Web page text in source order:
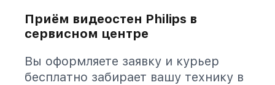
Приём видеостен Philips в
сервисном центре
Вы оформляете заявку и курьер
бесплатно забирает вашу технику в